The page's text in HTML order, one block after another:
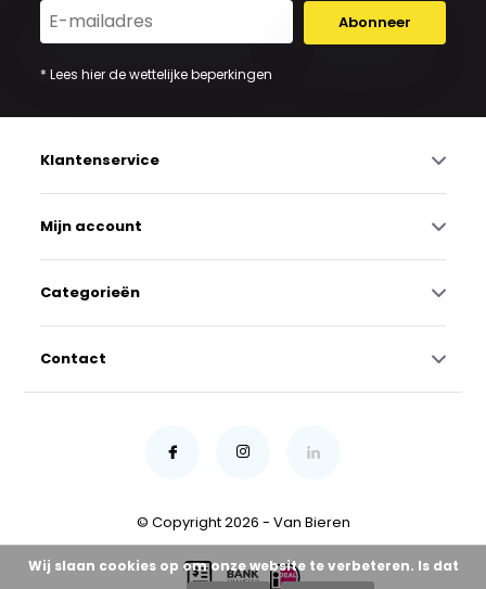
Abonneer
* Lees hier de wettelijke beperkingen
Klantenservice
Mijn account
Categorieën
Contact
© Copyright 2026 - Van Bieren
Wij slaan cookies op om onze website te verbeteren. Is dat